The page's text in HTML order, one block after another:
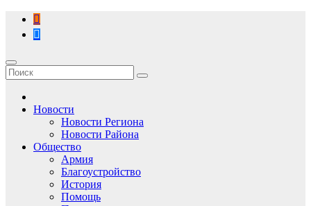
Перейти
содержимому
Новости
Новости Региона
Новости Района
Общество
Армия
Благоустройство
История
Помощь